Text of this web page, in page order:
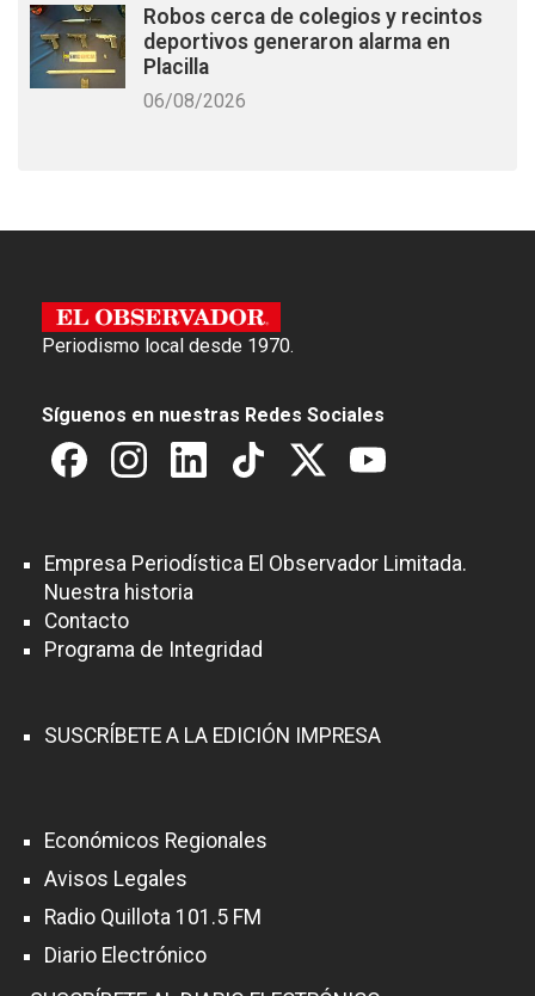
Robos cerca de colegios y recintos
deportivos generaron alarma en
Placilla
06/08/2026
Periodismo local desde 1970.
Síguenos en nuestras Redes Sociales
Empresa Periodística El Observador Limitada.
Nuestra historia
Contacto
Programa de Integridad
SUSCRÍBETE A LA EDICIÓN IMPRESA
Económicos Regionales
Avisos Legales
Radio Quillota 101.5 FM
Diario Electrónico